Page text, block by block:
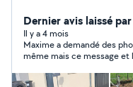
la vie quotidienne.
Dernier avis laissé
Il y a 4 mois
Maxime a demandé des
même mais ce message et
sans réponse.